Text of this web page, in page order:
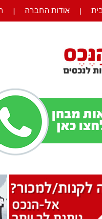
| אודות החברה |